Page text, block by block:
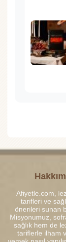
Afiyetle.com,
tarifleri ve
önerileri sunan
Misyonumuz,
sağlık hem de
tariflerle ilham